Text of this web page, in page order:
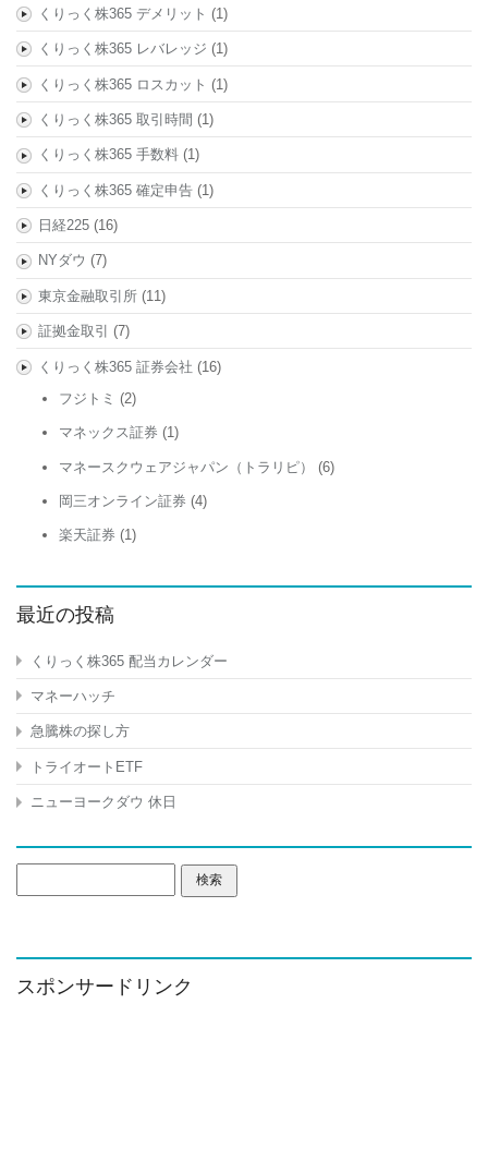
くりっく株365 デメリット (1)
くりっく株365 レバレッジ (1)
くりっく株365 ロスカット (1)
くりっく株365 取引時間 (1)
くりっく株365 手数料(1)
くりっく株365 確定申告(1)
日経225(16)
NYダウ (7)
東京金融取引所(11)
証拠金取引 (7)
くりっく株365 証券会社 (16)
フジトミ (2)
マネックス証券 (1)
マネースクウェアジャパン（トラリピ） (6)
岡三オンライン証券 (4)
楽天証券 (1)
最近の投稿
くりっく株365 配当カレンダー
マネーハッチ
急騰株の探し方
トライオートETF
ニューヨークダウ 休日
索:
スポンサードリンク